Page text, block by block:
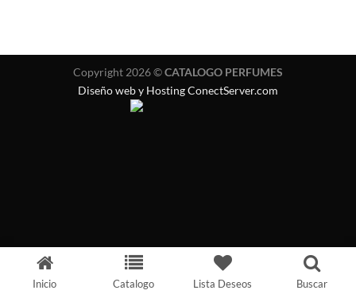
Copyright 2026 ©CATALOGO PERFUMES
Diseño web y Hosting ConectServer.com
Inicio Catalogo Lista Deseos Buscar